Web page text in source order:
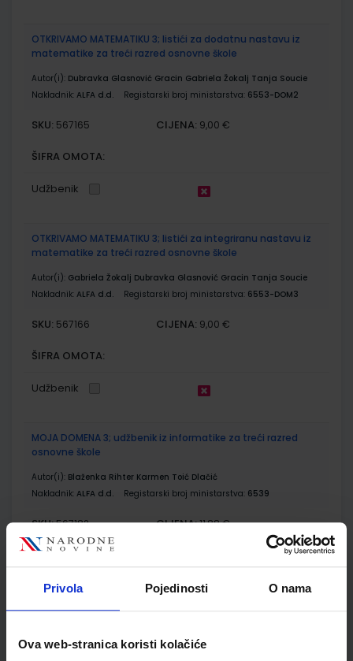
Privola Pojedinosti O nama
Ova web-stranica koristi kolačiće
OTKRIVAMO MATEMATIKU 3; listići za dodatnu nastavu iz
matematike za treći razred osnovne škole
Autor(i): Dubravka Glasnović Gracin Gabriela Žokalj Tanja Soucie
Nakladnik: ALFA d.d. Registarski broj ministarstva: 6553-DOM2
SKU: 567165 CIJENA: 9,00 €
ŠIFRA OMOTA:
Udžbenik
OTKRIVAMO MATEMATIKU 3; listići za integriranu nastavu iz
matematike za treći razred osnovne škole
Autor(i): Gabriela Žokalj Dubravka Glasnović Gracin Tanja Soucie
Nakladnik: ALFA d.d. Registarski broj ministarstva: 6553-DOM3
SKU: 567166 CIJENA: 9,00 €
ŠIFRA OMOTA:
Udžbenik
MOJA DOMENA 3; udžbenik iz informatike za treći razred
osnovne škole
Autor(i): Blaženka Rihter Karmen Toić Dlačić
Nakladnik: ALFA d.d. Registarski broj ministarstva: 6539
SKU:567182 CIJENA:11,88 €
ŠIFRA OMOTA: 500167
Udžbenik Omot
MOJA DOMENA 3; radna bilježnica iz informatike za treći
razred osnovne škole